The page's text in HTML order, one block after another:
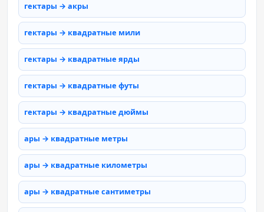
гектары → акры
гектары → квадратные мили
гектары → квадратные ярды
гектары → квадратные футы
гектары → квадратные дюймы
ары → квадратные метры
ары → квадратные километры
ары → квадратные сантиметры